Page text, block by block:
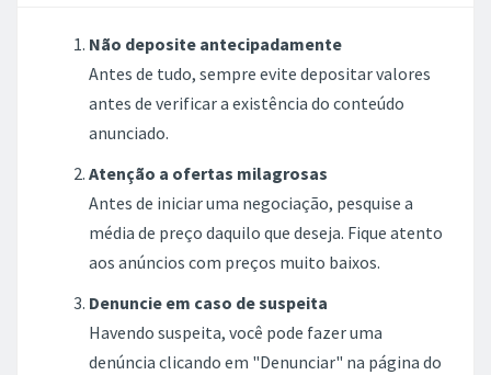
Não deposite antecipadamente
Antes de tudo, sempre evite depositar valores
antes de verificar a existência do conteúdo
anunciado.
Atenção a ofertas milagrosas
Antes de iniciar uma negociação, pesquise a
média de preço daquilo que deseja. Fique atento
aos anúncios com preços muito baixos.
Denuncie em caso de suspeita
Havendo suspeita, você pode fazer uma
denúncia clicando em "Denunciar" na página do